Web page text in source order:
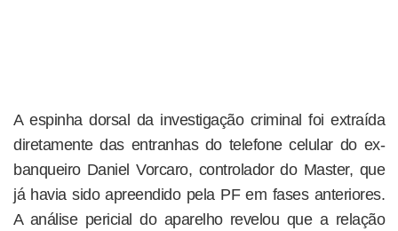
A espinha dorsal da investigação criminal foi extraída
diretamente das entranhas do telefone celular do ex-
banqueiro Daniel Vorcaro, controlador do Master, que
já havia sido apreendido pela PF em fases anteriores.
A análise pericial do aparelho revelou que a relação